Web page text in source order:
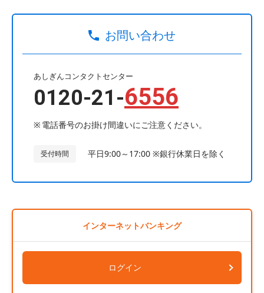
お問い合わせ
あしぎんコンタクトセンター
0120-21-6556
電話番号のお掛け間違いにご注意ください。
受付時間 平日9:00～17:00 ※銀行休業日を除く
インターネットバンキング
ログイン